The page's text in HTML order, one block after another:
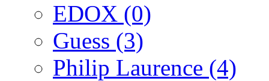
EDOX (0)
Guess (3)
Philip Laurence (4)